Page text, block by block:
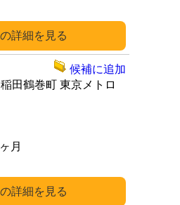
詳細
詳細
稲田鶴巻町 東京メトロ
ヶ月
候補に追加